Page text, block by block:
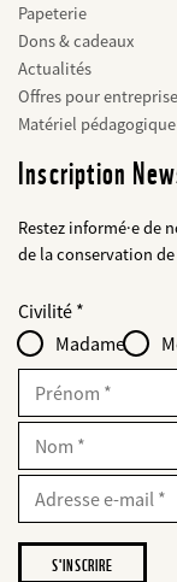
Papeterie
Dons & cadeaux
Actualités
Offres pour
Matériel pédagogique
Inscription
Restez informé·e de
de la conservation
Infofelder
löschen
-
für
web2lead
Civilité
Madame
Prénom
Nom
E-
Mail
Adresse
e-
mail
souhaite